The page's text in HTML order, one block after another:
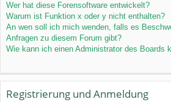
Wer hat diese Forensoftware entwickelt?
Warum ist Funktion x oder y nicht enthalten?
An wen soll ich mich wenden, falls es
Anfragen zu diesem Forum gibt?
Wie kann ich einen Administrator des Boards
Registrierung und Anmeldung